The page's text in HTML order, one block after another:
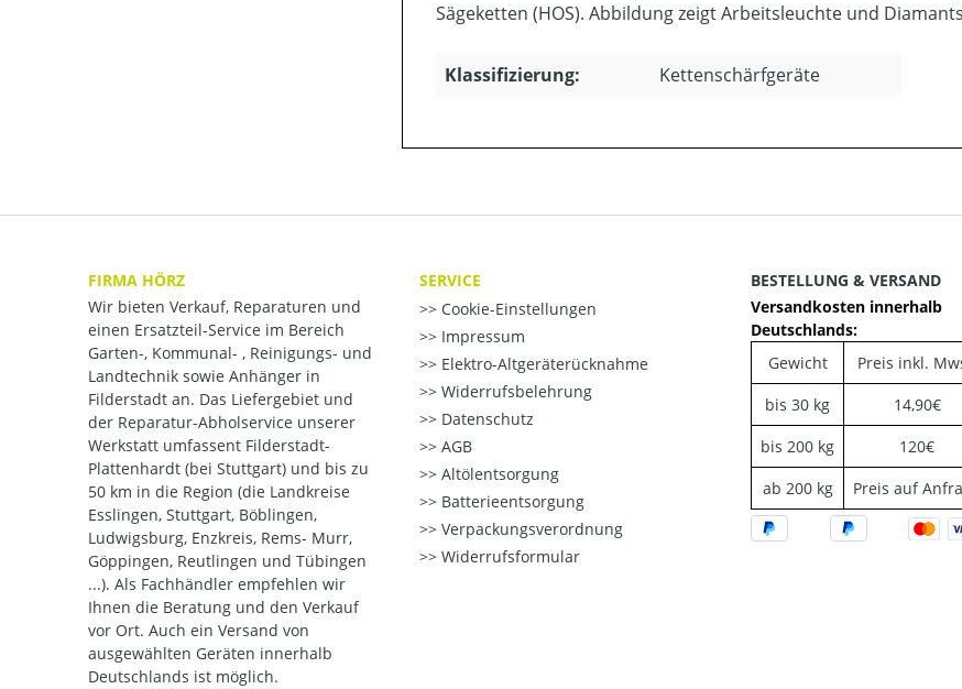
Sägeketten (HOS). Abbildung zeigt Arbeitsleuchte und
Klassifizierung: Kettenschärfgeräte
FIRMA HÖRZ
Wir bieten Verkauf, Reparaturen und
einen Ersatzteil-Service im Bereich
Garten-, Kommunal- , Reinigungs- und
Landtechnik sowie Anhänger in
Filderstadt an. Das Liefergebiet und
der Reparatur-Abholservice unserer
Werkstatt umfassent Filderstadt-
Plattenhardt (bei Stuttgart) und bis zu
50 km in die Region (die Landkreise
Esslingen, Stuttgart, Böblingen,
Ludwigsburg, Enzkreis, Rems- Murr,
Göppingen, Reutlingen und Tübingen
...). Als Fachhändler empfehlen wir
Ihnen die Beratung und den Verkauf
vor Ort. Auch ein Versand von
ausgewählten Geräten innerhalb
Deutschlands ist möglich.
SERVICE
Cookie-Einstellungen
Impressum
Elektro-Altgeräterücknahme
Widerrufsbelehrung
Datenschutz
AGB
Altölentsorgung
Batterieentsorgung
Verpackungsverordnung
Widerrufsformular
BESTELLUNG & VERSAND
Versandkosten innerhalb
Deutschlands:
Gewicht
Preis inkl.
bis 30 kg
14,90€
bis 200 kg
120€
ab 200 kg
Preis auf